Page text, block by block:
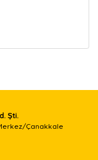
Şti.
Çanakkale